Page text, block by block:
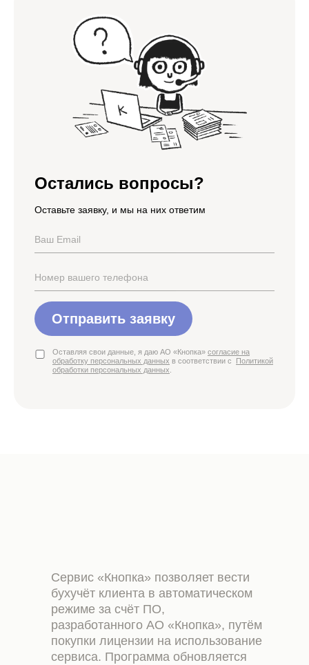
Остались вопросы?
Оставьте заявку, и мы на них ответим
Отправить заявку
Оставляя свои данные, я даю АО «Кнопка» согласие на
обработку персональных данных в соответствии с Политикой
обработки персональных данных
Сервис «Кнопка» позволяет вести
бухучёт клиента в автоматическом
режиме за счёт ПО,
разработанного АО «Кнопка», путём
покупки лицензии на использование
сервиса. Программа обновляется